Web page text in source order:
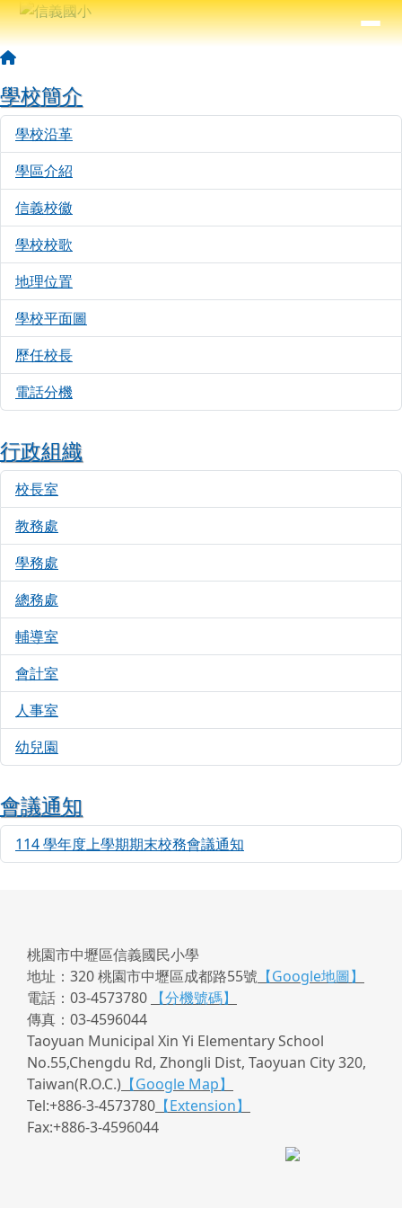
跳至主內容區
信義國小
⏸
導覽列
主內容區域
回首頁
學校簡介
學校沿革
學區介紹
信義校徽
學校校歌
地理位置
學校平面圖
歷任校長
電話分機
行政組織
校長室
教務處
學務處
總務處
輔導室
會計室
人事室
幼兒園
會議通知
114 學年度上學期期末校務會議通知
頁尾區域
桃園市中壢區信義國民小學
地址：320 桃園市中壢區成都路55號 【Google地圖】
電話：03-4573780
【分機號碼】
傳真：03-4596044
Taoyuan Municipal Xin Yi Elementary School
No.55,Chengdu Rd, Zhongli Dist, Taoyuan City 320,
Taiwan(R.O.C.) 【Google Map】
Tel:+886-3-4573780 【Extension】
Fax:+886-3-4596044